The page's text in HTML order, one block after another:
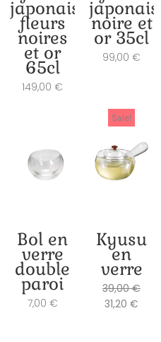
japonaise
fleurs
noires
et or
65cl
149,00 €
noire et
or 35cl
99,00 €
Bol en
verre
double
paroi
7,00 €
Sale!
Kyusu
en
verre
39,00€
31,20 €